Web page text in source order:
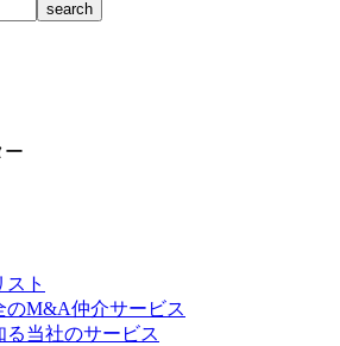
ー
ト
のM&A仲介サービス
る当社のサービス